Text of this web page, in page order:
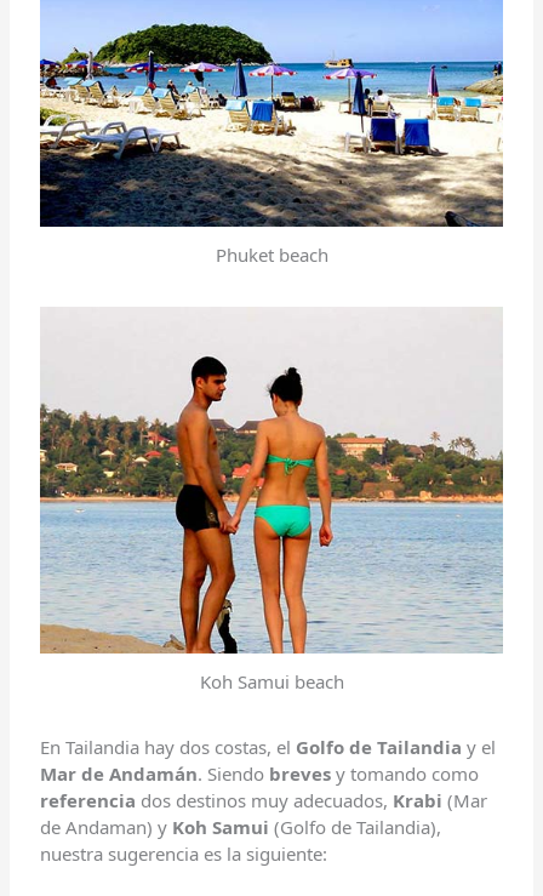
Phuket beach
Koh Samui beach
En Tailandia hay dos costas, el Golfo de Tailandia y el
Mar de Andamán. Siendo breves y tomando como
referencia dos destinos muy adecuados, Krabi(Mar
de Andaman) y Koh Samui (Golfo de Tailandia),
nuestra sugerencia es la siguiente: